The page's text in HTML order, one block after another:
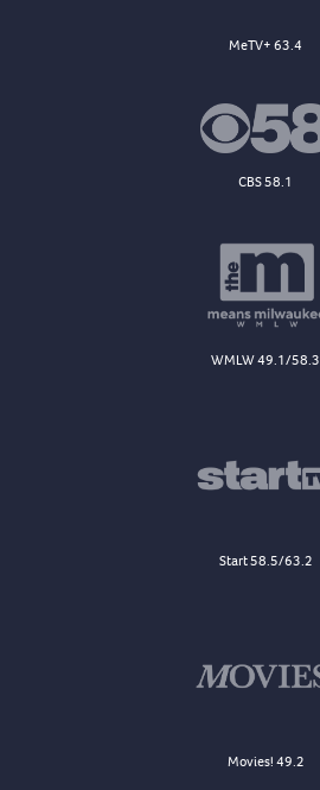
MeTV+ 63.4
CBS 58.1
WMLW 49.1/58.3
Start 58.5/63.2
Movies! 49.2